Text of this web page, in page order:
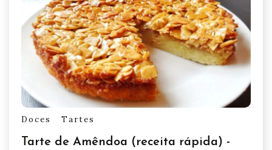
Doces Tartes
Tarte de Amêndoa (receita rápida) -